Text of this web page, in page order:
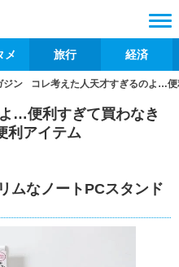
メ 旅行 経済
ジン コレ考えた人天才すぎるのよ…
…便利すぎて買わなき
利アイテム
ムなノートPCスタンド